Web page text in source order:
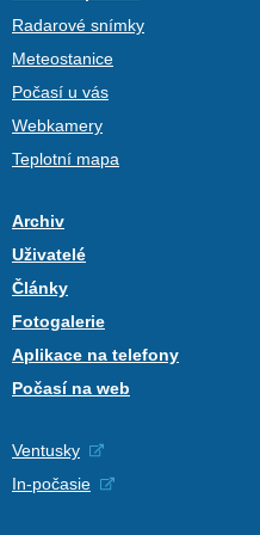
Radarové snímky
Meteostanice
Počasí u vás
Webkamery
Teplotní mapa
Archiv
Uživatelé
Články
Fotogalerie
Aplikace na telefony
Počasí na web
Ventusky
In-počasie